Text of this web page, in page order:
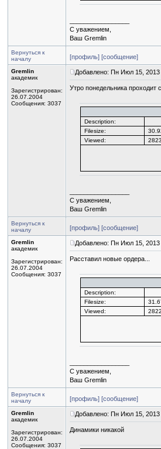
С уважением,
Ваш Gremlin
Вернуться к
началу
[профиль] [сообщение]
Gremlin
академик
Зарегистрирован:
26.07.2004
Сообщения: 3037
Добавлено: Пн Июл 15, 2013
Утро понедельника проходит
Description:
Filesize:
Viewed:
С уважением,
Ваш Gremlin
Вернуться к
началу
[профиль] [сообщение]
Gremlin
академик
Зарегистрирован:
26.07.2004
Сообщения: 3037
Добавлено: Пн Июл 15, 2013
Расставил новые ордера...
Description:
Filesize:
Viewed:
С уважением,
Ваш Gremlin
Вернуться к
началу
[профиль] [сообщение]
Gremlin
академик
Зарегистрирован:
26.07.2004
Сообщения: 3037
Добавлено: Пн Июл 15, 2013
Динамики никакой